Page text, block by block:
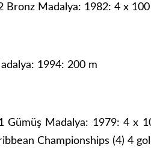
Bronz Madalya: 1982: 4 x
1994: 200 m
Gümüş Madalya: 1979: 4 x
Championships (4) 4